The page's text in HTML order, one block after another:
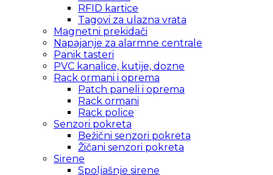
RFID kartice
Tagovi za ulazna vrata
Magnetni prekidači
Napajanje za alarmne centrale
Panik tasteri
PVC kanalice, kutije, dozne
Rack ormani i oprema
Patch paneli i oprema
Rack ormani
Rack police
Senzori pokreta
Bežični senzori pokreta
Žičani senzori pokreta
Sirene
Spoljašnje sirene